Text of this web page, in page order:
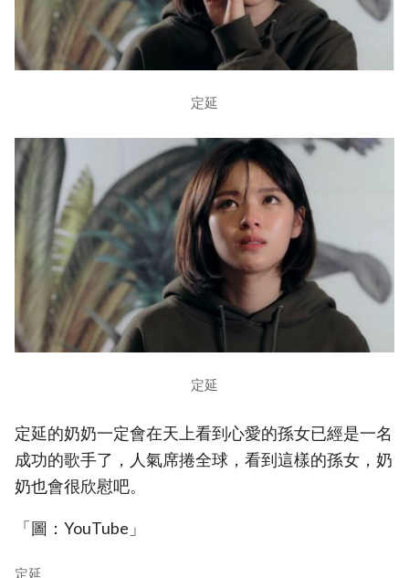
定延
定延
定延的奶奶一定會在天上看到心愛的孫女已經是一名
成功的歌手了，人氣席捲全球，看到這樣的孫女，奶
奶也會很欣慰吧。
「圖：YouTube」
定延